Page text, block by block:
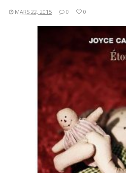
MARS 22, 2015 0 0
LIRE LA